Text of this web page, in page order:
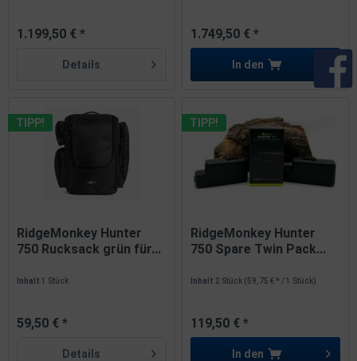
1.199,50 € *
Details
1.749,50 € *
In den
TIPP!
RidgeMonkey Hunter
750 Rucksack grün für...
Inhalt1 Stück
59,50 € *
Details
TIPP!
RidgeMonkey Hunter
750 Spare Twin Pack...
Inhalt 2 Stück (59,75 € * / 1 Stück)
119,50 € *
In den